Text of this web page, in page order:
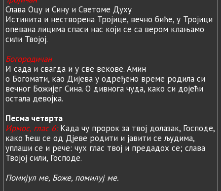
Слава Оцу и Сину и Светоме Духу
Истинита и нестворена Тројице, вечно биће, у Тројици
опевана лицима спаси нас који се са вером клањамо
сили Твојој.
Богородичан
И сада и свагда и у све векове. Амин
о Богомати, као Дијева у одређено време родила си
вечног Божијег Сина. О дивнога чуда, како си дојећи
остала девојка.
Песма четврта
Ирмос, глас 6:Када чу пророк за твој долазак, Господе,
како ћеш се од Дјеве родити и јавити се људима,
уплаши се и рече: чух глас твој и предадох се; слава
Твојој сили, Господе.
Помијул ме, Боже, помилуј ме.